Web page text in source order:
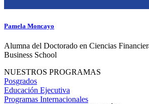
Pamela Moncayo
Alumna del Doctorado en Ciencias
Business School
NUESTROS PROGRAMAS
Posgrados
Educación Ejecutiva
Programas Internacionales